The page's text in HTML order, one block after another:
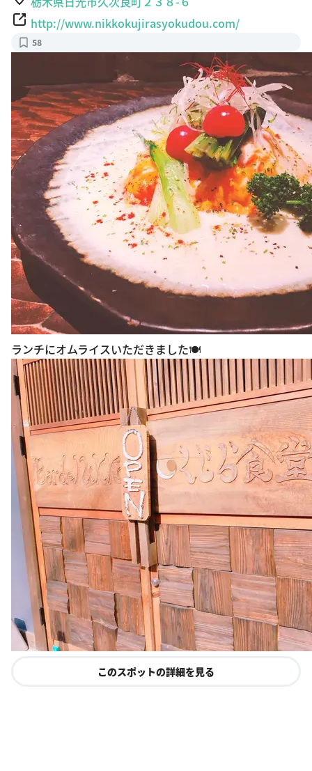
http://www.nikkokujirasyokudou.com/
58
ランチにオムライスいただきました🍽
このスポットの詳細を見る